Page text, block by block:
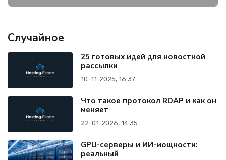
Случайное
25 готовых идей для новостной
рассылки
10-11-2025, 16:37
Что такое протокол RDAP и как он
меняет
22-01-2026, 14:35
GPU-серверы и ИИ-мощности:
реальный